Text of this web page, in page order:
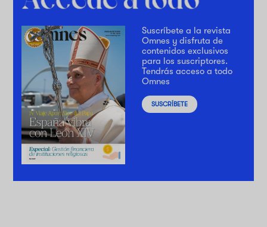
Suscríbete a la revista
Omnes y disfruta de
contenidos exclusivos
para los suscriptores.
Tendrás acceso a todo
Omnes
SUSCRÍBETE